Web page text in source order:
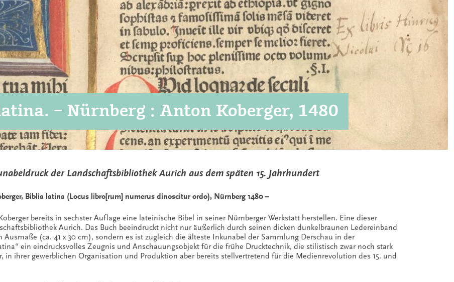
– Nürnberg : Anton Koberger, 1480
der Landschaftsbibliothek Aurich aus dem späten 15. Jahrhundert
Biblia latina (Locus libro[rum] numerus dinoscitur ordo), Nürnberg 1480 –
bereits in sechster Auflage eine lateinische Bibel in seiner Nürnberger Werkstatt herstellen. Eine dieser
Aurich. Das Buch beeindruckt nicht nur äußerlich durch seinen dicken dunkelbraunen Ledereinband
(ca. 41 x 30 cm), sondern es ist zugleich die älteste Inkunabel der Sammlung Derschau in der
ein eindrucksvolles Zeugnis und Anschauungsobjekt für die frühe Drucktechnik, die stilistisch zwar noch stark
ihrer gewerblichen Organisation und Produktion aber bereits stellvertretend für die Medienrevolution des 15. und